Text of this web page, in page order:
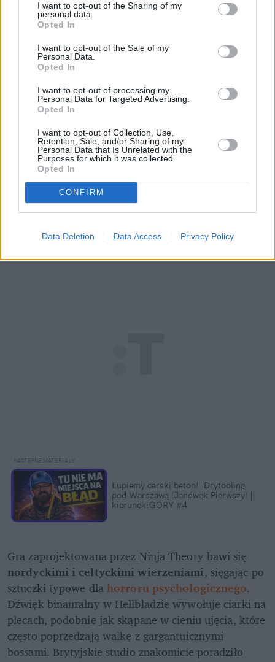
I want to opt-out of the Sharing of my
personal data.
Opted In
I want to opt-out of the Sale of my
Personal Data.
Opted In
I want to opt-out of processing my
Personal Data for Targeted Advertising.
Opted In
I want to opt-out of Collection, Use,
Retention, Sale, and/or Sharing of my
Personal Data that Is Unrelated with the
Purposes for which it was collected.
Opted In
CONFIRM
Data Deletion Data Access Privacy Policy
Hellblade: Senua's Sacrifice
wojowniczki z
plemienia Piktów
zamieszkujących
Orkady, która postanawia odbić z rąk
nordyckich
bogów
schodzi do zaświatów, gdzie jest prześladowana
przez głosy w głowie, własne lęki i bóstwa czczone
do Helheimu protagonistka zmierzy się z bolesną
prawdą.
Łupiemy carski beton!  Drytooling
pod Warszawą (Janówek Pierwszy) |
kierunek:GÓRY #4
nordyckimi i celtyckimi wierzeniami, sięgając po
sztuczki typowe dla horroru psychologicznego.
Dźwięk binauralny w Hellbladzie wywołuje ciarki na
plecach, podobnie jak skąpane w cieniu ujęcia, które
często poprzedzają walkę z gargantuicznymi
bossami. Brytyjskie studio znakomicie poradziło